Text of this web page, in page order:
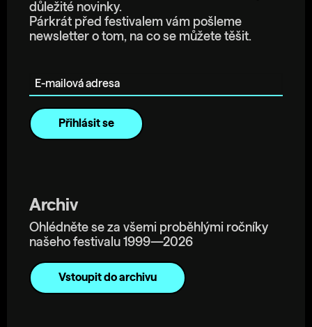
důležité novinky.
Párkrát před festivalem vám pošleme
newsletter o tom, na co se můžete těšit.
Archiv
Ohlédněte se za všemi proběhlými ročníky
našeho festivalu 1999—2026
Vstoupit do archivu